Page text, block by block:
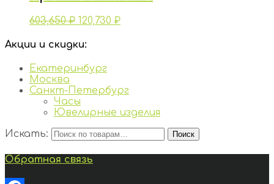
603,650₽ 120,730 ₽
Акции и скидки:
Екатеринбург
Москва
Санкт-Петербург
Часы
Ювелирные изделия
Искать:
Поиск
Обратная связь